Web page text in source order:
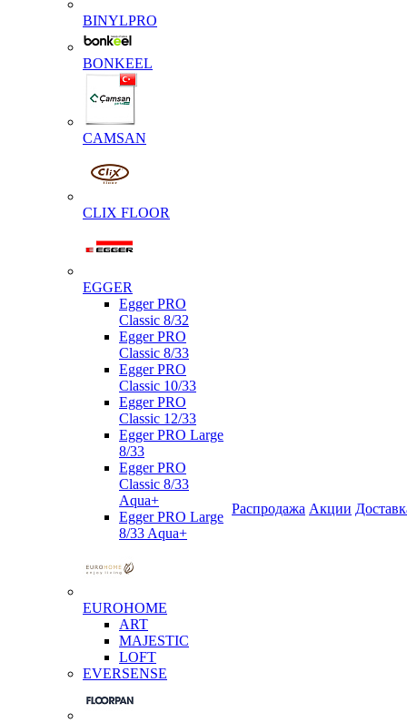
BINYLPRO
BONKEEL
CAMSAN
CLIX FLOOR
EGGER
Egger PRO
Classic 8/32
Egger PRO
Classic 8/33
Egger PRO
Classic 10/33
Egger PRO
Classic 12/33
Egger PRO Large
8/33
Egger PRO
Classic 8/33
Aqua+
Egger PRO Large
8/33 Aqua+
EUROHOME
ART
MAJESTIC
LOFT
EVERSENSE
Распродажа Акции